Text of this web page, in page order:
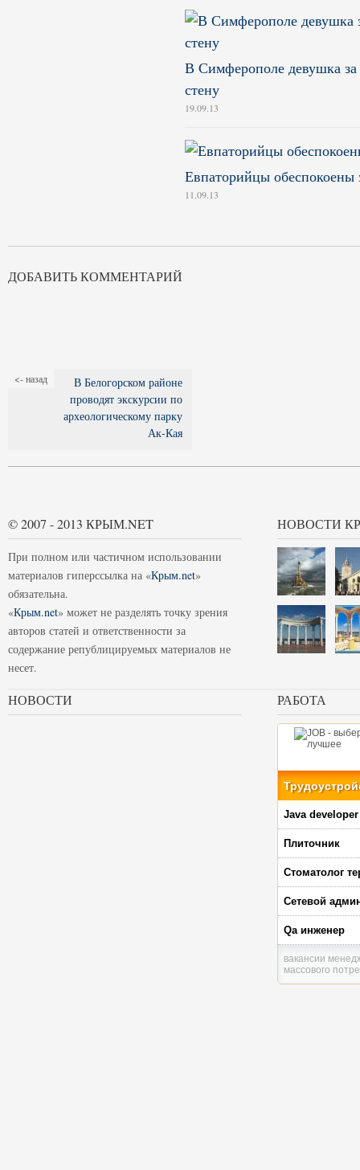
В Симферополе девушка за
стену
19.09.13
Евпаторийцы обеспокоены
11.09.13
ДОБАВИТЬ КОММЕНТАРИЙ
<- назад
В Белогорском районе
проводят экскурсии по
археологическому парку
Ак-Кая
© 2007 - 2013 КРЫМ.NET
При полном или частичном использовании
материалов гиперссылка на «Крым.net»
обязательна.
«Крым.net» может не разделять точку зрения
авторов статей и ответственности за
содержание републицируемых материалов не
несет.
НОВОСТИ
НОВОСТИ РАБОТА
Java developer
Плиточник
Стоматолог
Сетевой
Qa инженер
вакансии
массового